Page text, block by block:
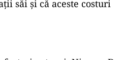
și TVA de 9% la
care aduc beneficii și
lui Călin